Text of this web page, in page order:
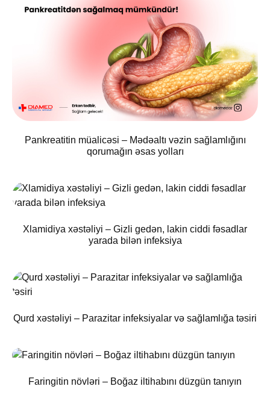
Pankreatitin müalicəsi – Mədəaltı vəzin sağlamlığını
qorumağın əsas yolları
Xlamidiya xəstəliyi – Gizli gedən, lakin ciddi fəsadlar
yarada bilən infeksiya
Qurd xəstəliyi – Parazitar infeksiyalar və sağlamlığa təsiri
Faringitin növləri – Boğaz iltihabını düzgün tanıyın